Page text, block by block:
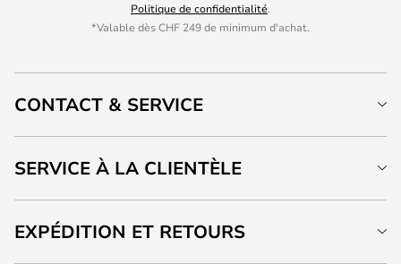
Politique de confidentialité.
*Valable dès CHF 249 de minimum d'achat.
CONTACT & SERVICE
SERVICE À LA CLIENTÈLE
EXPÉDITION ET RETOURS